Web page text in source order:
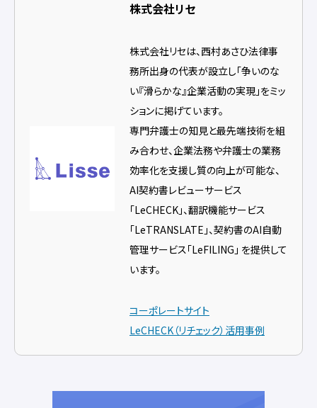
株式会社リセ
株式会社リセは、西村あさひ法律事
務所出身の代表が設立し「争いのな
い『滑らかな』企業活動の実現」をミッ
ションに掲げています。
専門弁護士の知見と最先端技術を組
み合わせ、企業法務や弁護士の業務
効率化を支援し質の向上が可能な、
AI契約書レビューサービス
「LeCHECK」、翻訳機能サービス
「LeTRANSLATE」、契約書のAI自動
管理サービス「LeFILING」 を提供して
います。
コーポレートサイト
LeCHECK（リチェック）活用事例